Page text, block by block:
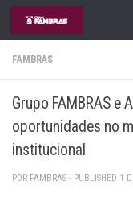
Skip to content
FAMBRAS
Grupo FAMBRAS e
oportunidades no
institucional
POR FAMBRAS · PUBLISHED 1